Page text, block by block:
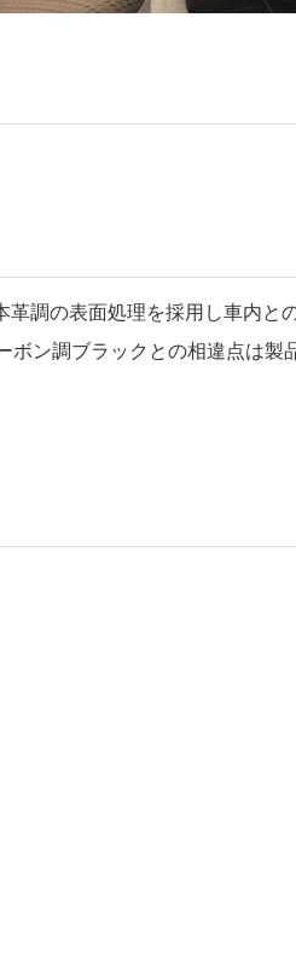
調の表面処理を採用し車内と
調ブラックとの相違点は製